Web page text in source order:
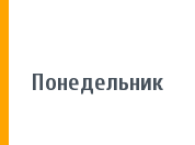
Понедельник